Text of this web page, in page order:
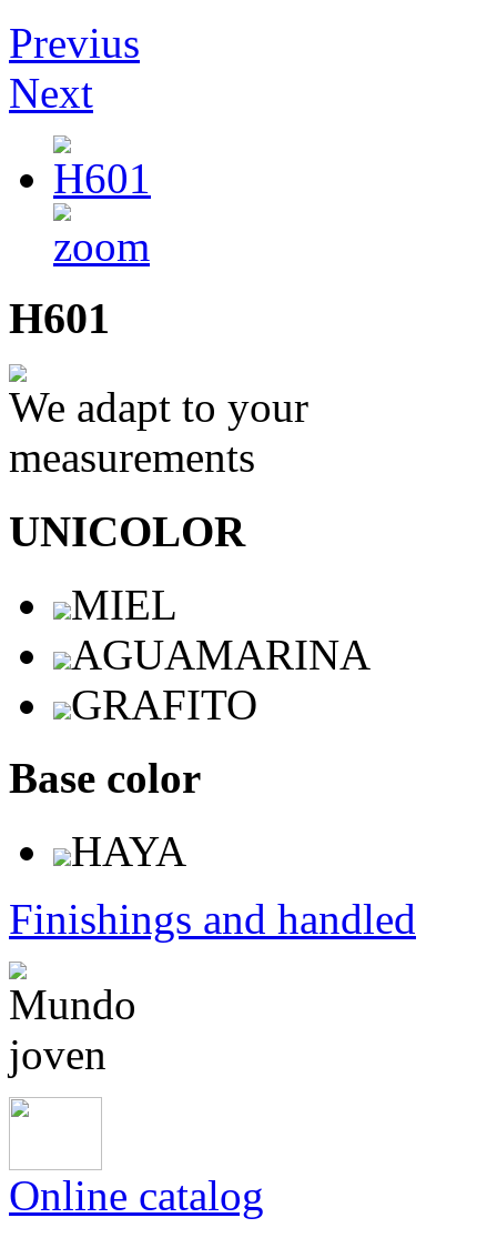
Previus
Next
H601
We adapt to your
measurements
UNICOLOR
MIEL
AGUAMARINA
GRAFITO
Base color
HAYA
Finishings and handled
Online catalog